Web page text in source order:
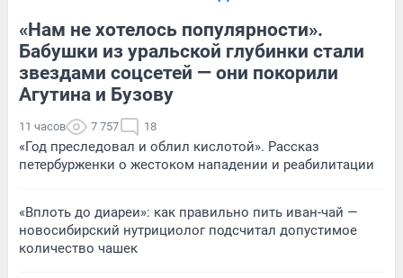
«Нам не хотелось популярности».
Бабушки из уральской глубинки стали
звездами соцсетей — они покорили
Агутина и Бузову
11 часов 7 757 18
«Год преследовал и облил кислотой». Рассказ
петербурженки о жестоком нападении и реабилитации
«Вплоть до диареи»: как правильно пить иван-чай —
новосибирский нутрициолог подсчитал допустимое
количество чашек